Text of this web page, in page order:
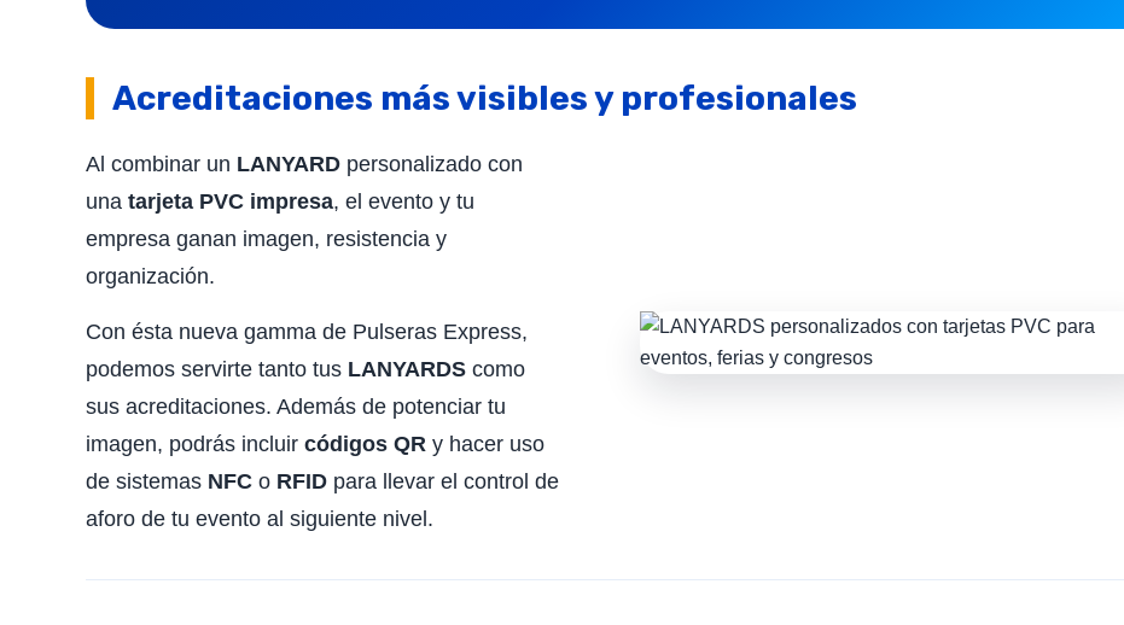
Acreditaciones más visibles y profesionales
Al combinar un LANYARD personalizado con
unatarjeta PVC impresa, el evento y tu
empresa ganan imagen, resistencia y
organización.
Con ésta nueva gamma de Pulseras Express,
podemos servirte tanto tus LANYARDS como
sus acreditaciones. Además de potenciar tu
imagen, podrás incluircódigos QR y hacer uso
de sistemas NFC o RFID para llevar el control de
aforo de tu evento al siguiente nivel.